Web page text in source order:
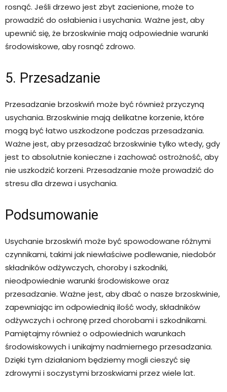
rosnąć. Jeśli drzewo jest zbyt zacienione, może to
prowadzić do osłabienia i usychania. Ważne jest, aby
upewnić się, że brzoskwinie mają odpowiednie warunki
środowiskowe, aby rosnąć zdrowo.
5. Przesadzanie
Przesadzanie brzoskwiń może być również przyczyną
usychania. Brzoskwinie mają delikatne korzenie, które
mogą być łatwo uszkodzone podczas przesadzania.
Ważne jest, aby przesadzać brzoskwinie tylko wtedy, gdy
jest to absolutnie konieczne i zachować ostrożność, aby
nie uszkodzić korzeni. Przesadzanie może prowadzić do
stresu dla drzewa i usychania.
Podsumowanie
Usychanie brzoskwiń może być spowodowane różnymi
czynnikami, takimi jak niewłaściwe podlewanie, niedobór
składników odżywczych, choroby i szkodniki,
nieodpowiednie warunki środowiskowe oraz
przesadzanie. Ważne jest, aby dbać o nasze brzoskwinie,
zapewniając im odpowiednią ilość wody, składników
odżywczych i ochronę przed chorobami i szkodnikami.
Pamiętajmy również o odpowiednich warunkach
środowiskowych i unikajmy nadmiernego przesadzania.
Dzięki tym działaniom będziemy mogli cieszyć się
zdrowymi i soczystymi brzoskwiami przez wiele lat.